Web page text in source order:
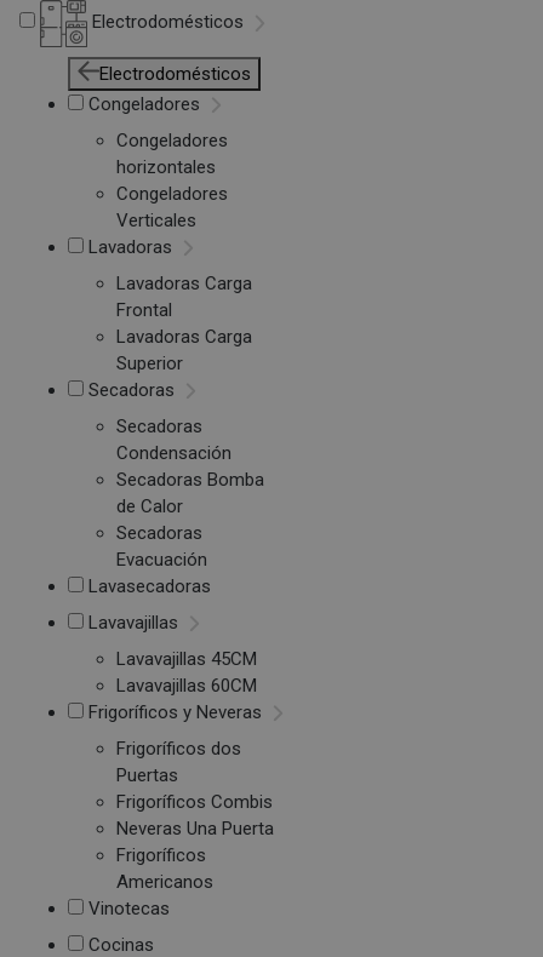
Electrodomésticos
Electrodomésticos
Congeladores
Congeladores
horizontales
Congeladores
Verticales
Lavadoras
Lavadoras Carga
Frontal
Lavadoras Carga
Superior
Secadoras
Secadoras
Condensación
Secadoras Bomba
de Calor
Secadoras
Evacuación
Lavasecadoras
Lavavajillas
Lavavajillas 45CM
Lavavajillas 60CM
Frigoríficos y Neveras
Frigoríficos dos
Puertas
Frigoríficos Combis
Neveras Una Puerta
Frigoríficos
Americanos
Vinotecas
Cocinas